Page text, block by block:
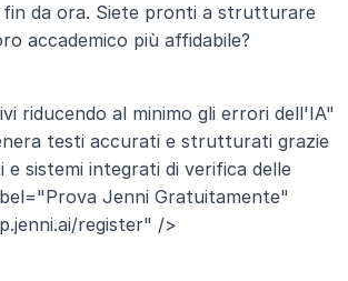
da ora. Siete pronti a strutturare
accademico più affidabile?
riducendo al minimo gli errori dell'IA"
testi accurati e strutturati grazie
e sistemi integrati di verifica delle
Jenni Gratuitamente"
register" />